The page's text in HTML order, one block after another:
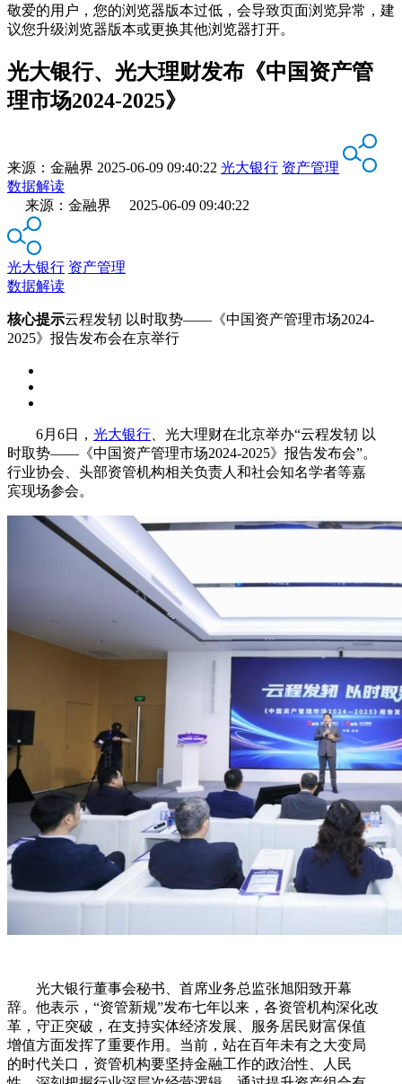
敬爱的用户，您的浏览器版本过低，会导致页面浏览异常，建
议您升级浏览器版本或更换其他浏览器打开。
光大银行、光大理财发布《中国资产管
理市场2024-2025》
来源： 金融界 2025-06-09 09:40:22 光大银行 资产管理
数据解读
来源：金融界 2025-06-09 09:40:22
光大银行 资产管理
数据解读
核心提示云程发轫 以时取势——《中国资产管理市场2024-
2025》报告发布会在京举行
6月6日， 光大银行 、光大理财在北京举办“云程发轫 以
时取势——《中国资产管理市场2024-2025》报告发布会”。
行业协会、头部资管机构相关负责人和社会知名学者等嘉
宾现场参会。
光大银行董事会秘书、首席业务总监张旭阳致开幕
辞。他表示，“资管新规”发布七年以来，各资管机构深化改
革，守正突破，在支持实体经济发展、服务居民财富保值
增值方面发挥了重要作用。当前，站在百年未有之大变局
的时代关口，资管机构要坚持金融工作的政治性、人民